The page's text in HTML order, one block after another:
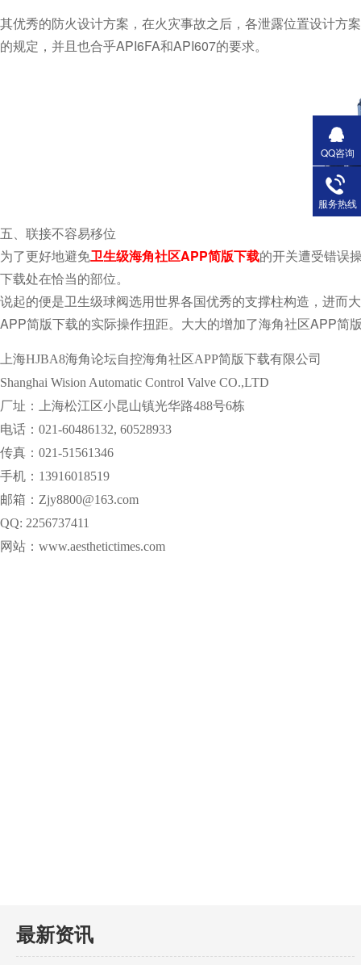
其优秀的防火设计方案，在火灾事故之后，各泄露位置设
的规定，并且也合乎API6FA和API607的要求。
五、联接不容易移位
为了更好地避免卫生级海角社区APP简版下载的开关遭受错误操
下载处在恰当的部位。
说起的便是卫生级球阀选用世界各国优秀的支撑柱构造，进而
APP简版下载的实际操作扭距。大大的增加了海角社区APP简版
上海HJBA8海角论坛自控海角社区APP简版下载有限公司
Shanghai Wision Automatic Control Valve CO.,LTD
厂址：上海松江区小昆山镇光华路488号6栋
电话：021-60486132, 60528933
传真：021-51561346
手机：13916018519
邮箱：Zjy8800@163.com
QQ: 2256737411
网站：www.aesthetictimes.com
最新资讯
QQ咨询
服务热线